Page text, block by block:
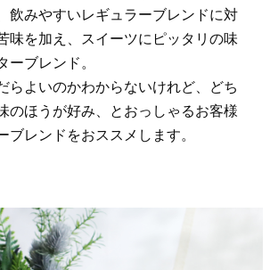
飲みやすいレギュラーブレンドに対
味を加え、スイーツにピッタリの味
ーブレンド。
らよいのかわからないけれど、どち
のほうが好み、とおっしゃるお客様
ブレンドをおススメします。